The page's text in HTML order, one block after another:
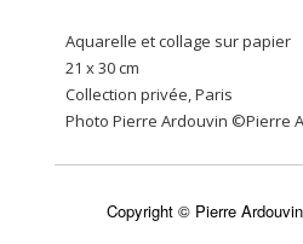
Aquarelle et collage sur papier
21 x 30 cm
Collection privée, Paris
Photo Pierre Ardouvin ©Pierre
Copyright © Pierre